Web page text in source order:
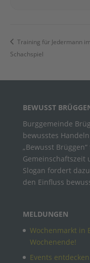
Training für Jedermann im
Schachspiel
BEWUSST
Burggemeinde
bewusstes
„Bewusst
Gemeinschaftszeit
Slogan fordert
den Einfluss
MELDUNGEN
Wochenmarkt in
Wochenende!
Events